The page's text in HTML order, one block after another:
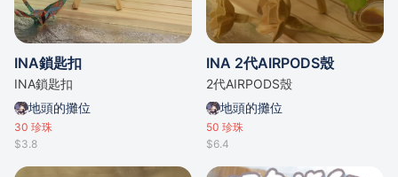
INA鎖匙扣
INA鎖匙扣
地頭的攤位
30 珍珠
$3.8
INA 2代AIRPODS殼
2代AIRPODS殼
地頭的攤位
50 珍珠
$6.4